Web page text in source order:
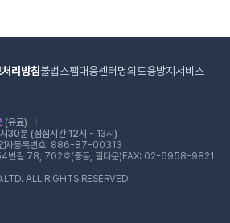
리방침불법스팸대응센터 명의도용방지서비스
(유료)
30분 (점심시간 12시 - 13시)
자등록번호: 886-87-00313
번길 78, 702호(중동, 필타운) FAX: 02-6958-9821
ALL RIGHTS RESERVED.